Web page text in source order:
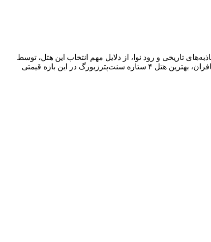
و نزدیکی به جاذبه‌های تاریخی و رود نوا، از دلایل مهم انتخاب این هتل، توسط
مسافران ایرانی در تورهای روسیه است. این هتل در سایت تریپ ادوایزر، امتیاز عالی ۴.۶ از ۵ را دریافت کرده است و به عقیده بسیاری از مسافران، بهترین هتل ۴ ستاره سنت‌پترزبورگ در این بازه قیمتی